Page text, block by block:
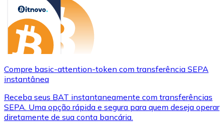
Compre basic-attention-token com transferência SEPA
instantânea
Receba seus BAT instantaneamente com transferências
SEPA. Uma opção rápida e segura para quem deseja operar
diretamente de sua conta bancária.